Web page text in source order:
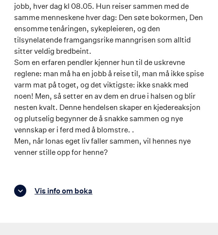
jobb, hver dag kl 08.05. Hun reiser sammen med de
samme menneskene hver dag: Den søte bokormen, Den
ensomme tenåringen, sykepleieren, og den
tilsynelatende framgangsrike manngrisen som alltid
sitter veldig bredbeint.
Som en erfaren pendler kjenner hun til de uskrevne
reglene: man må ha en jobb å reise til, man må ikke spise
varm mat på toget, og det viktigste: ikke snakk med
noen! Men, så setter en av dem en drue i halsen og blir
nesten kvalt. Denne hendelsen skaper en kjedereaksjon
og plutselig begynner de å snakke sammen og nye
vennskap er i ferd med å blomstre. .
Men, når Ionas eget liv faller sammen, vil hennes nye
venner stille opp for henne?
Vis info om boka